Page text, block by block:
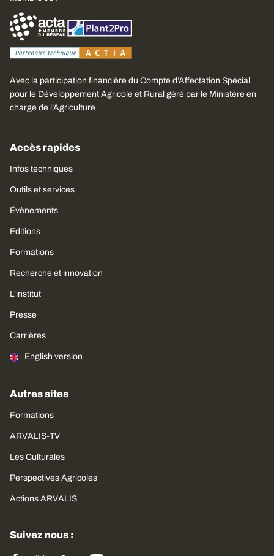
Avec la participation financière du Compte d’Affectation Spécial
pour le Développement Agricole et Rural géré par le Ministère en
charge de l’Agriculture
Accès rapides
Infos techniques
Outils et services
Évènements
Editions
Formations
Recherche et innovation
L'institut
Presse
Carrières
English version
Autres sites
Formations
ARVALIS-TV
Les Culturales
Perspectives Agricoles
Actions ARVALIS
Suivez nous :